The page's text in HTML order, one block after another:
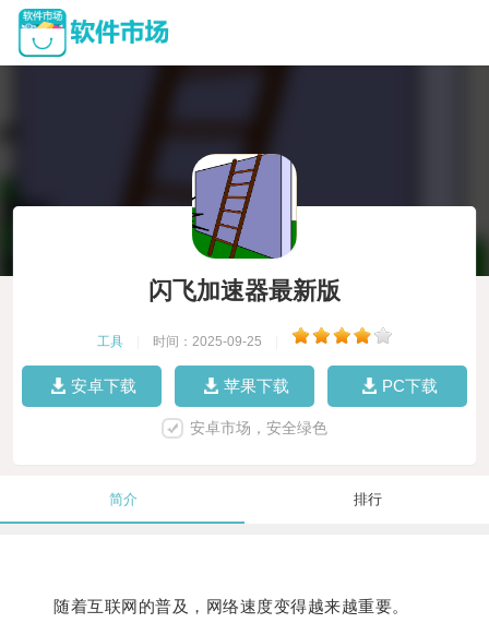
闪飞加速器最新版
工具 时间：2025-09-25
安卓下载 苹果下载 PC下载
安卓市场，安全绿色
简介 排行
随着互联网的普及，网络速度变得越来越重要。